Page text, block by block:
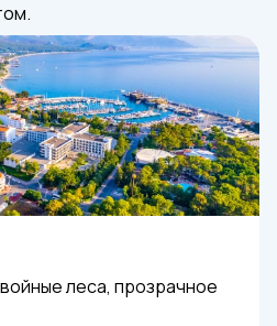
леса, прозрачное